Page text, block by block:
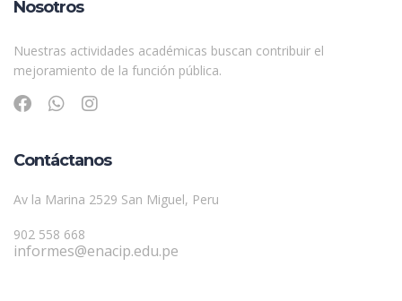
Nosotros
Nuestras actividades académicas buscan contribuir el
mejoramiento de la función pública.
Contáctanos
Av la Marina 2529 San Miguel, Peru
902 558 668
informes@enacip.edu.pe